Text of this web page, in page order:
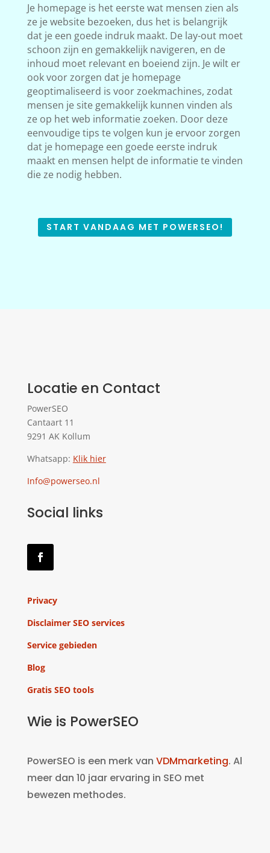
Je homepage is het eerste wat mensen zien als
ze je website bezoeken, dus het is belangrijk
dat je een goede indruk maakt. De lay-out moet
schoon zijn en gemakkelijk navigeren, en de
inhoud moet relevant en boeiend zijn. Je wilt er
ook voor zorgen dat je homepage
geoptimaliseerd is voor zoekmachines, zodat
mensen je site gemakkelijk kunnen vinden als
ze op het web informatie zoeken. Door deze
eenvoudige tips te volgen kun je ervoor zorgen
dat je homepage een goede eerste indruk
maakt en mensen helpt de informatie te vinden
die ze nodig hebben.
START VANDAAG MET POWERSEO!
Locatie en Contact
PowerSEO
Cantaart 11
9291 AK Kollum
Whatsapp: Klik hier
Info@powerseo.nl
Social links
Privacy
Disclaimer SEO services
Service gebieden
Blog
Gratis SEO tools
Wie is PowerSEO
PowerSEO is een merk van VDMmarketing. Al
meer dan 10 jaar ervaring in SEO met
bewezen methodes.